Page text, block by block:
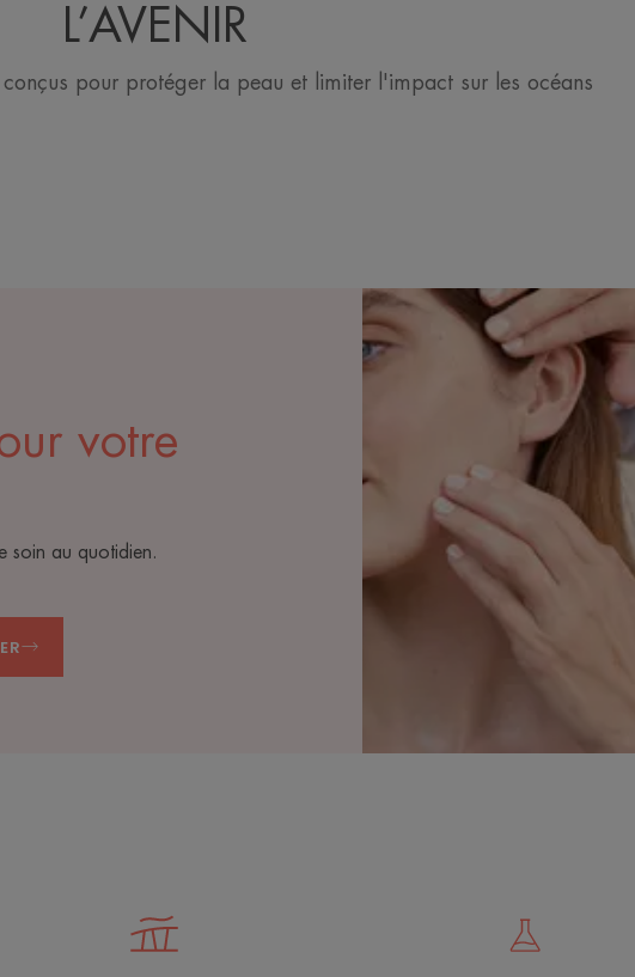
L’AVENIR
conçus pour protéger la peau et limiter l'impact sur les océans
votre
soin au quotidien.